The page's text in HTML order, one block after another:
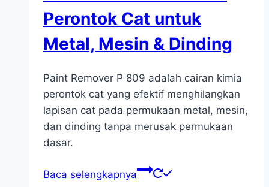
Perontok Cat untuk
Metal, Mesin & Dinding
Paint Remover P 809 adalah cairan kimia
perontok cat yang efektif menghilangkan
lapisan cat pada permukaan metal, mesin,
dan dinding tanpa merusak permukaan
dasar.
Baca selengkapnya